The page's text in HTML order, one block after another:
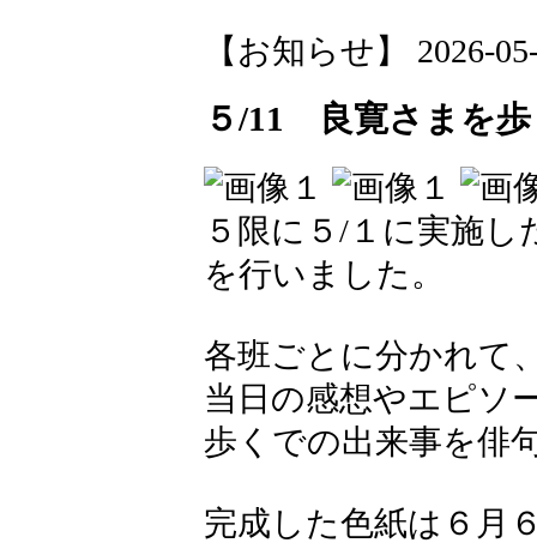
【お知らせ】 2026-
５/11 良寛さまを
５限に５/１に実施
を行いました。
各班ごとに分かれて
当日の感想やエピソ
歩くでの出来事を俳
完成した色紙は６月